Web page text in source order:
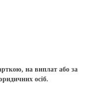
на виплат або за
осіб.